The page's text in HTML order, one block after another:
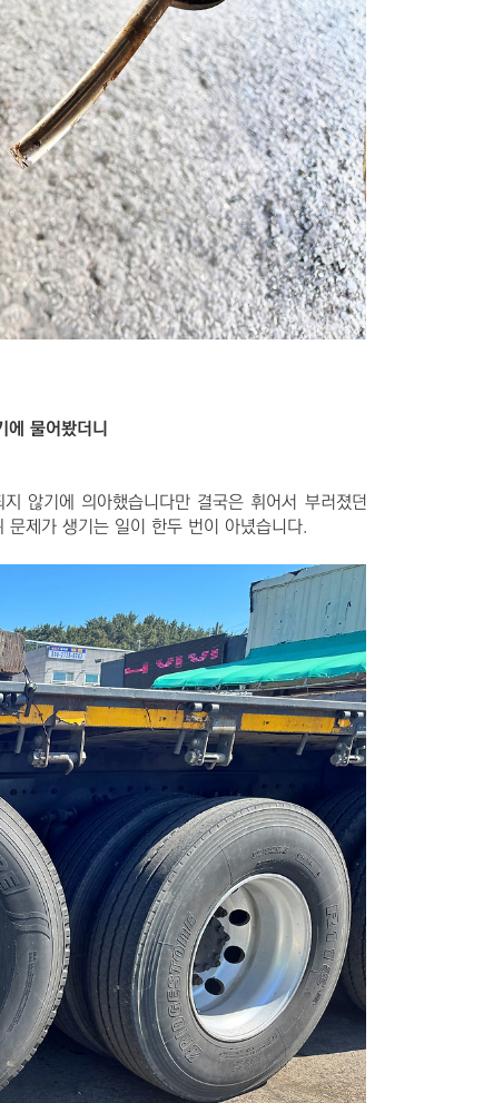
물어봤더니
않기에 의아했습니다만 결국은 휘어서 부러졌던
제가 생기는 일이 한두 번이 아녔습니다.